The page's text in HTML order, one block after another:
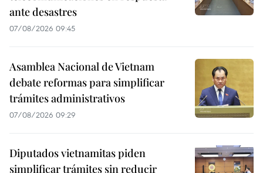
ante desastres
07/08/2026 09:45
Asamblea Nacional de Vietnam
debate reformas para simplificar
trámites administrativos
07/08/2026 09:29
Diputados vietnamitas piden
simplificar trámites sin reducir